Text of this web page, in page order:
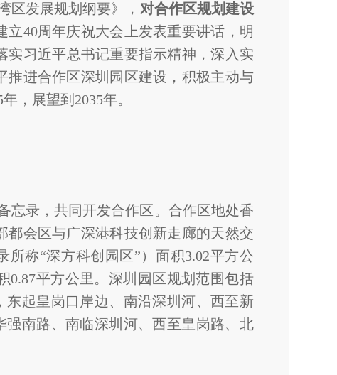
区发展规划纲要》， 对合作区规划建设
立40周年庆祝大会上发表重要讲话，明
实习近平总书记重要指示精神，深入实
推进合作区深圳园区建设，积极主动与
，展望到2035年。
忘录，共同开发合作区。合作区地处香
会区与广深港科技创新走廊的天然交
称“深方科创园区”）面积3.02平方公
0.87平方公里。深圳园区规划范围包括
起皇岗口岸边、南沿深圳河、西至新
南路、南临深圳河、西至皇岗路、北